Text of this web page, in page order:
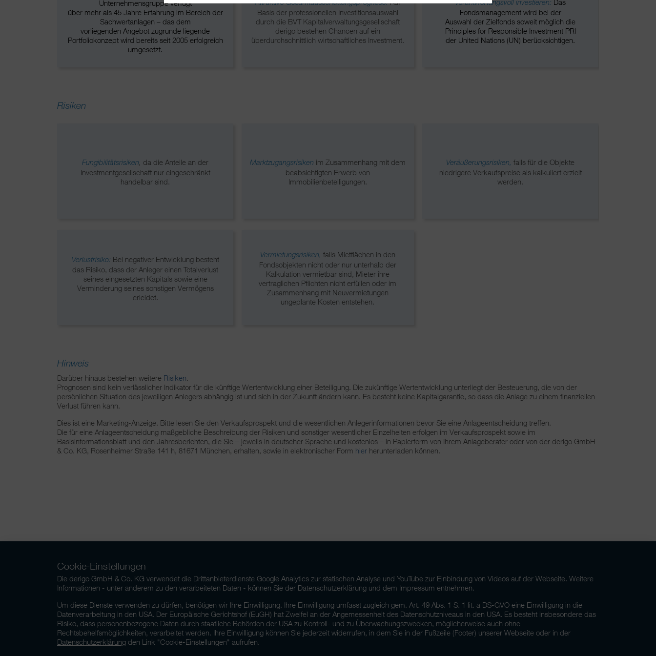
Unternehmensgruppe verfügt
über mehr als 45 Jahre Erfahrung im Bereich der
Sachwertanlagen – das dem
vorliegenden Angebot zugrunde liegende
Portfoliokonzept wird bereits seit 2005 erfolgreich
umgesetzt.
Attraktive Gesamtausschüttungsprognose:Auf
Basis der professionellen Investitionsauswahl
durch die BVT Kapitalverwaltungsgesellschaft
derigo bestehen Chancen auf ein
überdurchschnittlich wirtschaftliches Investment.
Verantwortungsvoll investieren: Das
Fondsmanagement wird bei der
Auswahl der Zielfonds soweit möglich die
Principles for Responsible Investment PRI
der United Nations (UN) berücksichtigen.
Risiken
Fungibilitätsrisiken, da die Anteile an der
Investmentgesellschaft nur eingeschränkt
handelbar sind.
Verlustrisiko: Bei negativer Entwicklung besteht
das Risiko, dass der Anleger einen Totalverlust
seines eingesetzten Kapitals sowie eine
Verminderung seines sonstigen Vermögens
erleidet.
Marktzugangsrisiken im Zusammenhang mit dem
beabsichtigten Erwerb von
Immobilienbeteiligungen.
Vermietungsrisiken, falls Mietflächen in den
Fondsobjekten nicht oder nur unterhalb der
Kalkulation vermietbar sind, Mieter ihre
vertraglichen Pflichten nicht erfüllen oder im
Zusammenhang mit Neuvermietungen
ungeplante Kosten entstehen.
Veräußerungsrisiken, falls für die Objekte
niedrigere Verkaufspreise als kalkuliert erzielt
werden.
Hinweis
Darüber hinaus bestehen weitere Risiken.
Prognosen sind kein verlässlicher Indikator für die künftige Wertentwicklung einer Beteiligung. Die zukünftige Wertentwicklung unterliegt der Besteuerung, die von der
persönlichen Situation des jeweiligen Anlegers abhängig ist und sich in der Zukunft ändern kann. Es besteht keine Kapitalgarantie, so dass die Anlage zu einem finanziellen
Verlust führen kann.
Dies ist eine Marketing-Anzeige. Bitte lesen Sie den Verkaufsprospekt und die wesentlichen Anlegerinformationen bevor Sie eine Anlageentscheidung treffen.
Die für eine Anlageentscheidung maßgebliche Beschreibung der Risiken und sonstiger wesentlicher Einzelheiten erfolgen im Verkaufsprospekt sowie im
Basisinformationsblatt und den Jahresberichten, die Sie – jeweils in deutscher Sprache und kostenlos – in Papierform von Ihrem Anlageberater oder von der derigo GmbH
& Co. KG, Rosenheimer Straße 141 h, 81671 München, erhalten, sowie in elektronischer Form hier herunterladen können.
Cookie-Einstellungen
Die derigo GmbH & Co. KG verwendet die Drittanbieterdienste Google Analytics zur statischen Analyse und YouTube zur Einbindung von Videos auf der Webseite. Weitere
Informationen - unter anderem zu den verarbeiteten Daten - können Sie der Datenschutzerklärung und dem Impressum entnehmen.
Um diese Dienste verwenden zu dürfen, benötigen wir Ihre Einwilligung. Ihre Einwilligung umfasst zugleich gem. Art. 49 Abs. 1 S. 1 lit. a DS-GVO eine Einwilligung in die
Datenverarbeitung in den USA. Der Europäische Gerichtshof (EuGH) hat Zweifel an der Angemessenheit des Datenschutzniveaus in den USA. Es besteht insbesondere das
Risiko, dass personenbezogene Daten durch staatliche Behörden der USA zu Kontroll- und zu Überwachungszwecken, möglicherweise auch ohne
Rechtsbehelfsmöglichkeiten, verarbeitet werden. Ihre Einwilligung können Sie jederzeit widerrufen, in dem Sie in der Fußzeile (Footer) unserer Webseite oder in der
Datenschutzerklärung den Link "Cookie-Einstellungen" aufrufen.